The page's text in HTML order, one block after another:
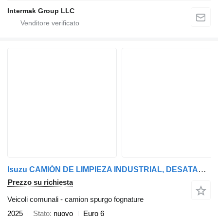
Intermak Group LLC
Isuzu CAMIÓN DE LIMPIEZA INDUSTRIAL, DESATASCOS DE TUBERIA
Prezzo su richiesta
Veicoli comunali - camion spurgo fognature
2025
Stato nuovo
Euro 6